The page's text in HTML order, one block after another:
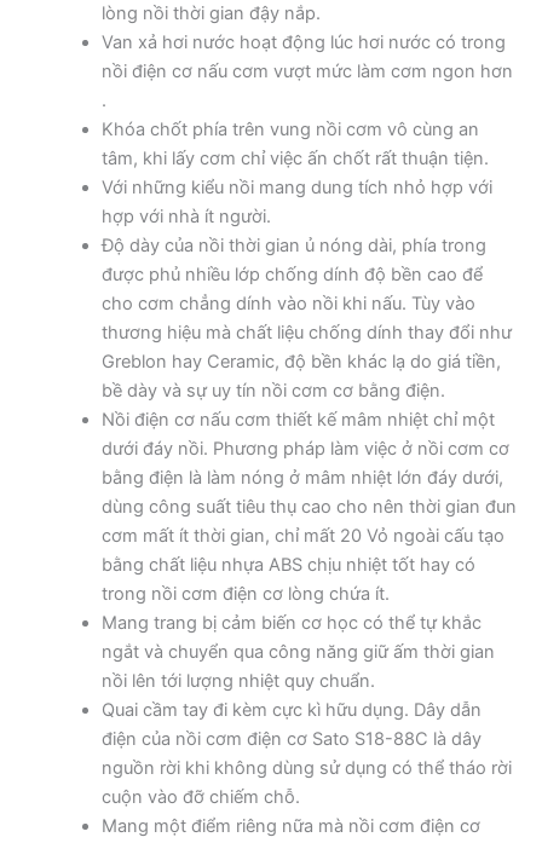
lòng nồi thời gian đậy nắp.
Van xả hơi nước hoạt động lúc hơi nước có trong
nồi điện cơ nấu cơm vượt mức làm cơm ngon hơn
.
Khóa chốt phía trên vung nồi cơm vô cùng an
tâm, khi lấy cơm chỉ việc ấn chốt rất thuận tiện.
Với những kiểu nồi mang dung tích nhỏ hợp với
hợp với nhà ít người.
Độ dày của nồi thời gian ủ nóng dài, phía trong
được phủ nhiều lớp chống dính độ bền cao để
cho cơm chẳng dính vào nồi khi nấu. Tùy vào
thương hiệu mà chất liệu chống dính thay đổi như
Greblon hay Ceramic, độ bền khác lạ do giá tiền,
bề dày và sự uy tín nồi cơm cơ bằng điện.
Nồi điện cơ nấu cơm thiết kế mâm nhiệt chỉ một
dưới đáy nồi. Phương pháp làm việc ở nồi cơm cơ
bằng điện là làm nóng ở mâm nhiệt lớn đáy dưới,
dùng công suất tiêu thụ cao cho nên thời gian đun
cơm mất ít thời gian, chỉ mất 20 Vỏ ngoài cấu tạo
bằng chất liệu nhựa ABS chịu nhiệt tốt hay có
trong nồi cơm điện cơ lòng chứa ít.
Mang trang bị cảm biến cơ học có thể tự khắc
ngắt và chuyển qua công năng giữ ấm thời gian
nồi lên tới lượng nhiệt quy chuẩn.
Quai cầm tay đi kèm cực kì hữu dụng. Dây dẫn
điện của nồi cơm điện cơ Sato S18-88C là dây
nguồn rời khi không dùng sử dụng có thể tháo rời
cuộn vào đỡ chiếm chỗ.
Mang một điểm riêng nữa mà nồi cơm điện cơ